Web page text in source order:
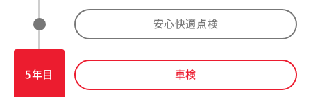
安心快適点検
5年目 車検